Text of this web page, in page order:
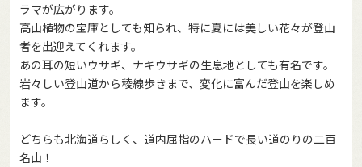
ラマが広がります。
高山植物の宝庫としても知られ、特に夏には美しい花々が登山
者を出迎えてくれます。
あの耳の短いウサギ、ナキウサギの生息地としても有名です。
岩々しい登山道から稜線歩きまで、変化に富んだ登山を楽しめ
ます。
どちらも北海道らしく、道内屈指のハードで長い道のりの二百
名山！